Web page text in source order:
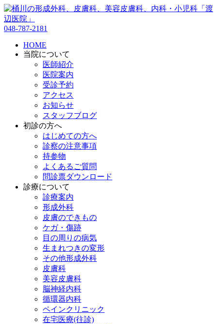
048-787-2181
HOME
当院について
医師紹介
医院案内
受診予約
アクセス
お知らせ
スタッフブログ
初診の方へ
はじめての方へ
診察の注意事項
持参物
よくあるご質問
問診票ダウンロード
診療について
診療案内
形成外科
皮膚のできもの
ケガ・傷跡
目の周りの病気
生まれつきの変形
その他形成外科
皮膚科
美容皮膚科
脳神経内科
循環器内科
ペインクリニック
在宅医療(往診)